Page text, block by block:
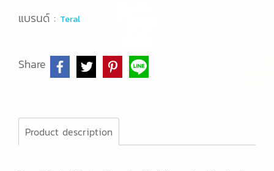
แบรนด์ : Teral
Share
Product description